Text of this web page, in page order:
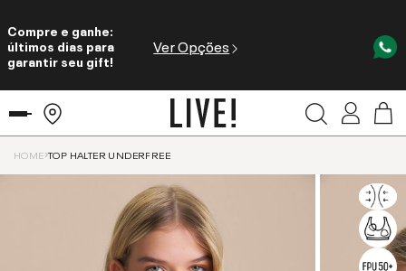
Compre e ganhe:
últimos dias para
garantir seu gift!
Ver Opções
HOME TOP HALTER UNDERFREE